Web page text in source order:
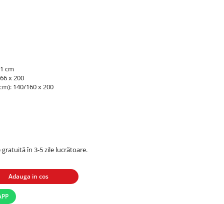
cm
x 200
140/160 x 200
în 3-5 zile lucrătoare.
Adauga in cos